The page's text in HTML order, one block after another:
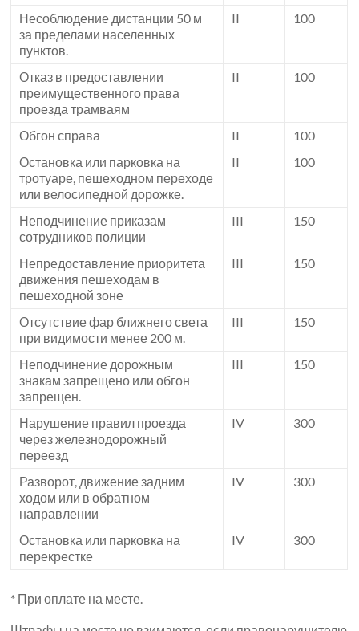
Несоблюдение дистанции 50 м
за пределами населенных
пунктов.
II 100
Отказ в предоставлении
преимущественного права
проезда трамваям
II 100
Обгон справа II
100
Остановка или парковка на
тротуаре, пешеходном переходе
или велосипедной дорожке.
II 100
Неподчинение приказам
сотрудников полиции
III 150
Непредоставление приоритета
движения пешеходам в
пешеходной зоне
III 150
Отсутствие фар ближнего света
при видимости менее 200 м.
III 150
Неподчинение дорожным
знакам запрещено или обгон
запрещен.
III 150
Нарушение правил проезда
через железнодорожный
переезд
IV 300
Разворот, движение задним
ходом или в обратном
направлении
IV 300
Остановка или парковка на
перекрестке
IV 300
* При оплате на месте.